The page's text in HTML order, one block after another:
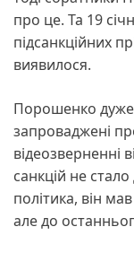
про це. Та 19
підсанкційних
виявилося.
Порошенко дуже
запроваджені
відеозверненні
санкцій не
політика, він
але до